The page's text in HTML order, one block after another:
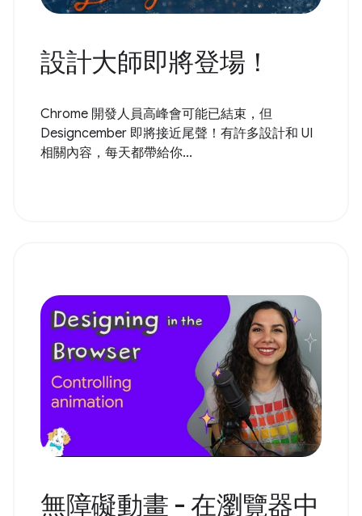
設計大師即將登場！
Chrome 開發人員高峰會可能已結束，但
Designcember 即將接近尾聲！有許多設計和 UI
相關內容，每天都帶給你...
無障礙動畫 - 在瀏覽器中